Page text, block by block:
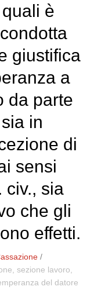
è
giustifica
a
da parte
in
di
sensi
civ., sia
che gli
effetti.
/
sezione lavoro,
del datore